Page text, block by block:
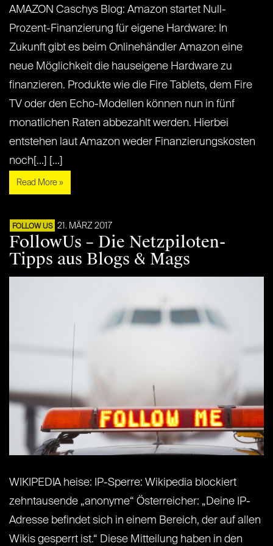
AMAZON Caschys Blog: Amazon startet Null-
Prozent-Finanzierung für eigene Hardware: In
Zukunft gibt es beim Onlinehändler Amazon eine
neue Möglichkeit die hauseigene Hardware zu
finanzieren. Produkte wie die Fire Tablets, dem Fire
TV oder den Echo-Modellen können nun in fünf
monatlichen Raten abbezahlt werden. Hierbei
entstehen laut Amazon weder Finanzierungskosten
noch[...] [...]
Read More »
FOLLOW US 21. MÄRZ 2017
FollowUs – Die Netzpiloten-
Tipps aus Blogs & Mags
WIKIPEDIA heise: IP-Sperre: Wikipedia blockiert
zehntausende „anonyme“ Österreicher: „Deine IP-
Adresse befindet sich in einem Bereich, der auf allen
Wikis gesperrt ist.“ Diese Mitteilung haben in den